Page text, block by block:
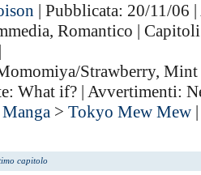
| Pubblicata: 20/11/06
Romantico |
Strawberry,
What if? | Avvertimenti:
>Tokyo Mew Mew
capitolo